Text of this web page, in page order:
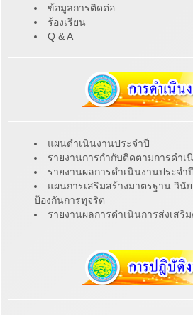
ข้อมูลการติดต่อ
ร้องเรียน
Q & A
แผนดำเนินงานประจำปี
รายงานการกำกับติดตามการดำเ
รายงานผลการดำเนินงานประจำปี
แผนการเสริมสร้างมาตรฐาน วินั
ป้องกันการทุจริต
รายงานผลการดำเนินการส่งเส